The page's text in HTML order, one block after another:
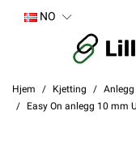
NO
Hjem Kjetting Anlegg
Easy On anlegg 10 mm